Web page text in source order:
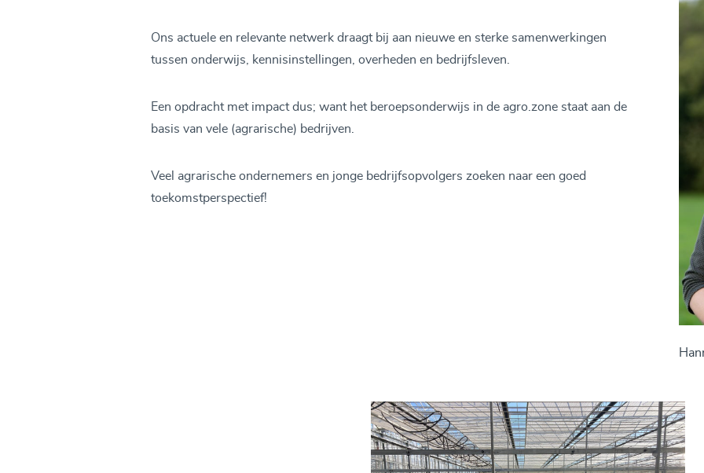
Ons actuele en relevante netwerk draagt bij aan nieuwe en sterke samenwerkingen
tussen onderwijs, kennisinstellingen, overheden en bedrijfsleven.
Een opdracht met impact dus; want het beroepsonderwijs in de agro.zone staat aan de
basis van vele (agrarische) bedrijven.
Veel agrarische ondernemers en jonge bedrijfsopvolgers zoeken naar een goed
toekomstperspectief!